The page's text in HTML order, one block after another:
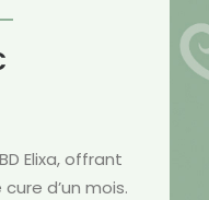
Elixa, offrant
d’un mois.